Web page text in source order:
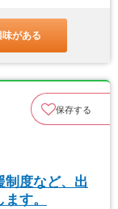
がある
保存する
制度など、出
す。